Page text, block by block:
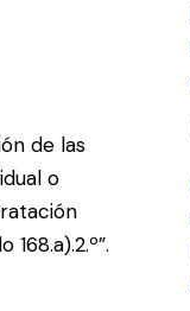
de las
o